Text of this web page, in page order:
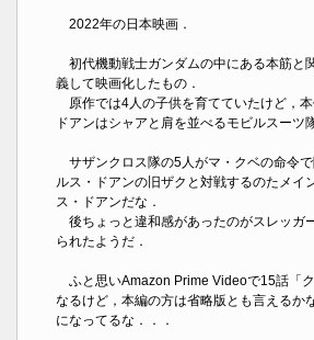
2022年の日本映画．
初代機動戦士ガンダムの中にある本筋と
義して映画化したもの．
原作では4人の子供を育てていたけど，
ドアンはシャアと肩を並べるモビルスー
サザンクロス隊の5人がマ・クベの命令
ルス・ドアンの旧ザクと対戦するのたメ
ス・ドアンだな．
後ちょっと違和感があったのがスレッガ
られたようだ．
ふと思いAmazon Prime Videoで15話「
なるけど，本編の方は省略版とも言えるか
になってるな．．．